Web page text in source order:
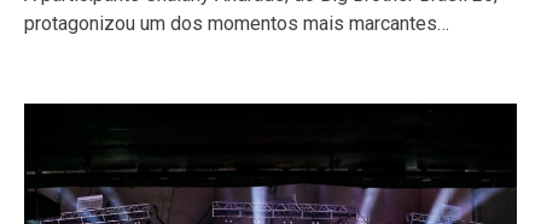
protagonizou um dos momentos mais marcantes…